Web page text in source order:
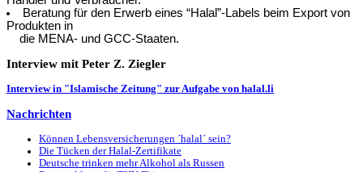
Beratung für den Erwerb eines “Halal”-Labels beim Export von
Produkten in
die MENA- und GCC-Staaten.
Interview mit Peter Z. Ziegler
Interview in "Islamische Zeitung" zur Aufgabe von halal.li
Nachrichten
Können Lebensversicherungen ´halal´ sein?
Die Tücken der Halal-Zertifikate
Deutsche trinken mehr Alkohol als Russen